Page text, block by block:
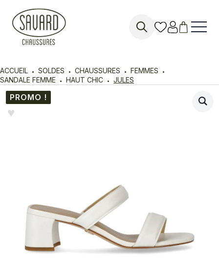
ACCUEIL SOLDES CHAUSSURES
FEMMES
SANDALE FEMME
HAUT CHIC JULES
PROMO !
♥︎